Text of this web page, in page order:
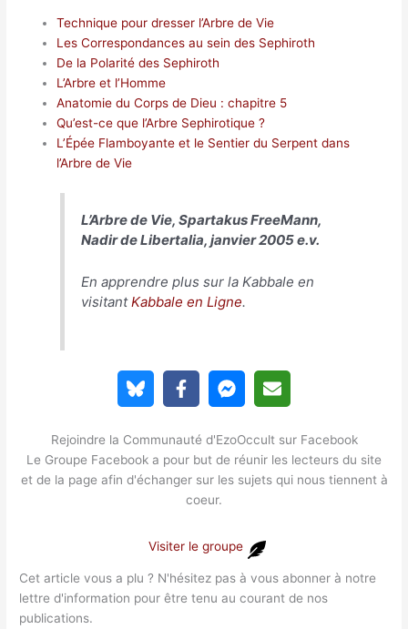
Technique pour dresser l’Arbre de Vie
Les Correspondances au sein des Sephiroth
De la Polarité des Sephiroth
L’Arbre et l’Homme
Anatomie du Corps de Dieu : chapitre 5
Qu’est-ce que l’Arbre Sephirotique ?
L’Épée Flamboyante et le Sentier du Serpent dans
l’Arbre de Vie
L’Arbre de Vie, Spartakus FreeMann,
Nadir de Libertalia, janvier 2005 e.v.
En apprendre plus sur la Kabbale en
visitantKabbale en Ligne.
Rejoindre la Communauté d'EzoOccult sur Facebook
Le Groupe Facebook a pour but de réunir les lecteurs du site
et de la page afin d'échanger sur les sujets qui nous tiennent à
coeur.
Visiter le groupe
Cet article vous a plu ? N'hésitez pas à vous abonner à notre
lettre d'information pour être tenu au courant de nos
publications.